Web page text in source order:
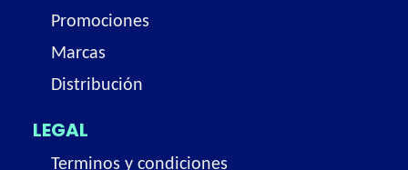
Promociones
Marcas
Distribución
LEGAL
Terminos y condiciones